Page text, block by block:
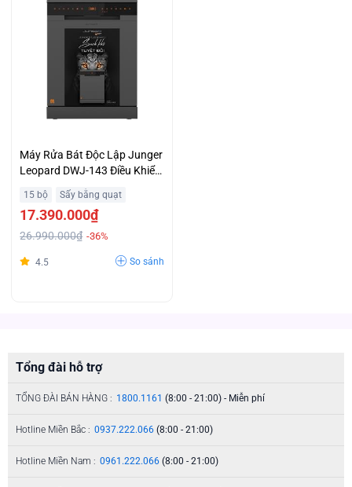
Máy Rửa Bát Độc Lập Junger
Leopard DWJ-143 Điều Khiển
Cảm Ứng Dễ Dàng Thao Tác
Khuyến Mại Lớn
15 bộ Sấy bằng quạt
17.390.000₫
26.990.000₫ -36%
4.5 So sánh
Tổng đài hỗ trợ
TỔNG ĐÀI BÁN HÀNG : 1800.1161 (8:00 - 21:00) - Miễn phí
Hotline Miền Bắc : 0937.222.066 (8:00 - 21:00)
Hotline Miền Nam : 0961.222.066 (8:00 - 21:00)